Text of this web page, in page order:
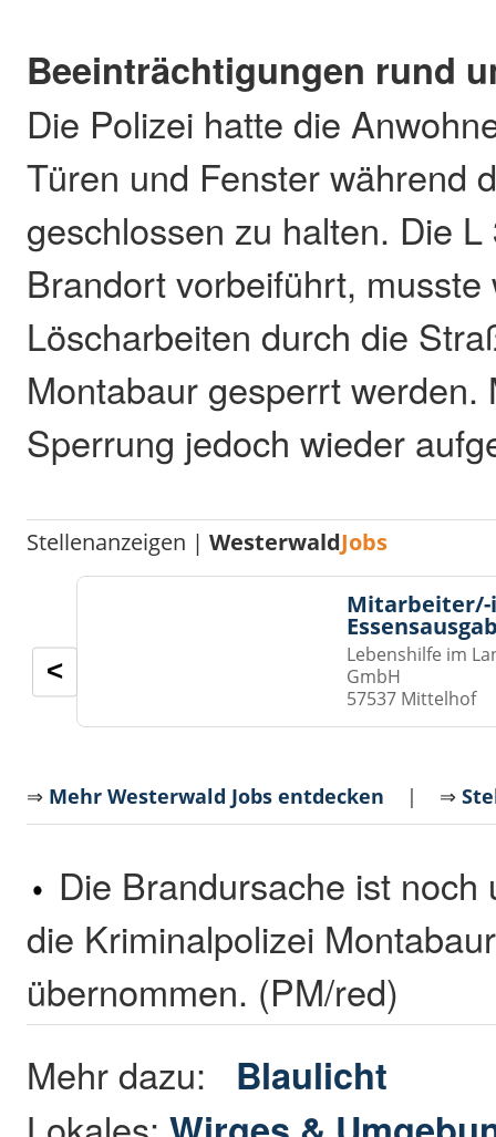
Beeinträchtigungen rund
Die Polizei hatte die
Türen und Fenster während
geschlossen zu halten. Die
Brandort vorbeiführt, musste
Löscharbeiten durch die
Montabaur gesperrt werden.
Sperrung jedoch wieder
Stellenanzeigen |WesterwaldJobs
Lebenshilfe im
GmbH
57537 Mittelhof
<
⇒ Mehr Westerwald Jobs entdecken | ⇒
Die Brandursache ist noch
die Kriminalpolizei
übernommen. (PM/red)
Mehr dazu: Blaulicht